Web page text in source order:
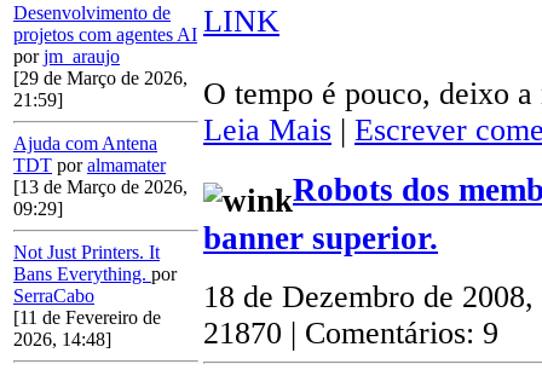
Desenvolvimento de
projetos com agentes AI
porjm_araujo
[29 de Março de 2026,
21:59]
Ajuda com Antena
TDT poralmamater
[13 de Março de 2026,
09:29]
Not Just Printers. It
Bans Everything. por
SerraCabo
[11 de Fevereiro de
2026, 14:48]
LINK
O tempo é pouco, deixo
Leia Mais | Escrever
Robots dos
banner superior.
18 de Dezembro de
21870 | Comentários: 9